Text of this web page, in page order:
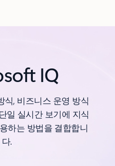
IQ
식, 비즈니스 운영 방식
일 실시간 보기에 지식
하는 방법을 결합합니
다.